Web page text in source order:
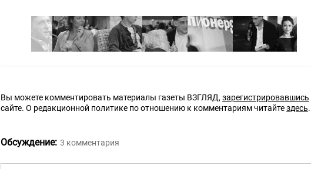
Вы можете комментировать материалы газеты ВЗГЛЯД, зарегистрировавшись
сайте. О редакционной политике по отношению к комментариям читайтездесь.
Обсуждение: 3 комментария